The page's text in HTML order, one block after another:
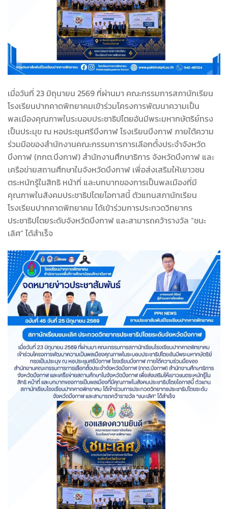
เมื่อวันที่ 23 มิถุนายน 2569 ที่ผ่านมา คณะกรรมการสภานักเรียน
โรงเรียนปากคาดพิทยาคมเข้าร่วมโครงการพัฒนาความเป็น
พลเมืองคุณภาพในระบอบประชาธิปไตยอันมีพระมหากษัตริย์ทรง
เป็นประมุข ณ หอประชุมศรีบึงกาฬ โรงเรียนบึงกาฬ ภายใต้ความ
ร่วมมือของสำนักงานคณะกรรมการการเลือกตั้งประจำจังหวัด
บึงกาฬ (กกต.บึงกาฬ) สำนักงานศึกษาธิการ จังหวัดบึงกาฬ และ
เครือข่ายสถานศึกษาในจังหวัดบึงกาฬ เพื่อส่งเสริมให้เยาวชน
ตระหนักรู้ในสิทธิ หน้าที่ และบทบาทของการเป็นพลเมืองที่มี
คุณภาพในสังคมประชาธิปไตยโอกาสนี้ ตัวแทนสภานักเรียน
โรงเรียนปากคาดพิทยาคม ได้เข้าร่วมการประกวดวิทยากร
ประชาธิปไตยระดับจังหวัดบึงกาฬ และสามารถคว้ารางวัล “ชนะ
เลิศ” ได้สำเร็จ